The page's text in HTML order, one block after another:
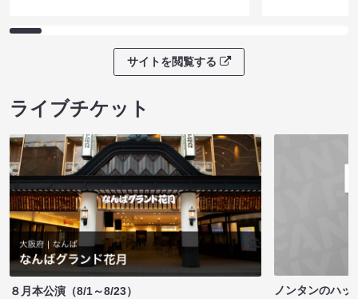
サイトを閲覧する
ライブチケット
８月本公演（8/1～8/23）
ノンタンのハッ